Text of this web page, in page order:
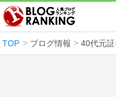
TOP ブログ情報 40代元